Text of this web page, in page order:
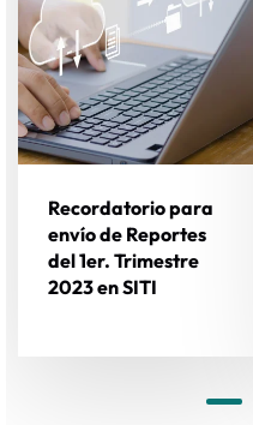
Recordatorio para
envío de Reportes
del 1er. Trimestre
2023 en SITI